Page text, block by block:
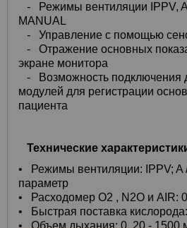
- Режимы вентиляции IPPV,
MANUAL
- Управление с помощью
- Отражение основных
экране монитора
- Возможность подключения
модулей для регистрации
пациента
Технические
• Режимы вентиляции: IPPV; A
параметр
•
Расходомер О2 , N2O и AIR:
•
Быстрая поставка